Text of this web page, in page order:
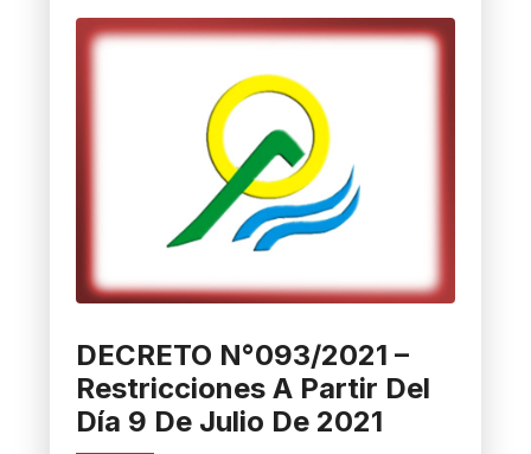
DECRETO N°093/2021 –
Restricciones A Partir Del
Día 9 De Julio De 2021